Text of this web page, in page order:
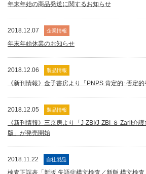
年末年始の商品発送に関するお知らせ
2018.12.07 企業情報
年末年始休業のお知らせ
2018.12.06 製品情報
《新刊情報》金子書房より「PNPS 肯定的･否定
2018.12.05 製品情報
《新刊情報》三京房より「J-ZBI/J-ZBI₋８ Zarit介
版」が発売開始
2018.11.22 自社製品
検査正誤表「新版 失語症構文検査／新版 構文検査